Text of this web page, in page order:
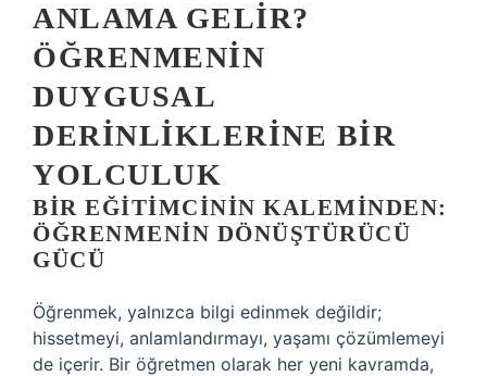
ANLAMA GELIR?
ÖĞRENMENIN
DUYGUSAL
DERINLIKLERINE BIR
YOLCULUK
BIR EĞITIMCININ KALEMINDEN:
ÖĞRENMENIN DÖNÜŞTÜRÜCÜ
GÜCÜ
Öğrenmek, yalnızca bilgi edinmek değildir;
hissetmeyi, anlamlandırmayı, yaşamı çözümlemeyi
de içerir. Bir öğretmen olarak her yeni kavramda,